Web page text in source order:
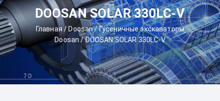
DOOSAN SOLAR 330LC-V
Главная / Doosan/Гусеничные экскаваторы
Doosan / DOOSAN SOLAR 330LC-V